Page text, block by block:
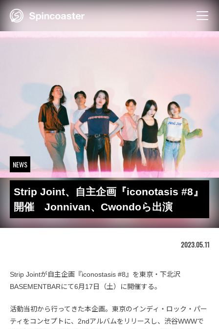
Skip
NEWS
Strip Joint、自主企画『iconotasis #8』
開催 Jonnivan、Cwondoら出演
2023.05.11
Strip Jointが自主企画『iconostasis #8』を東京・下北沢
BASEMENTBARにて6月17日（土）に開催する。
活動当初から行ってきた本企画。東京のインディ・ロック・パー
ティをコンセプトに、2ndアルバムをリリースし、渋谷WWWで